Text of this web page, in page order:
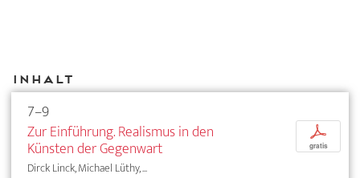
Inhalt
7–9
Zur Einführung. Realismus in den
Künsten der Gegenwart
Dirck Linck, Michael Lüthy, ...
p
gratis